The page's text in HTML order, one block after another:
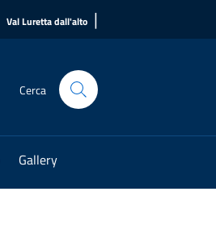
Val Luretta dall'alto |
Cerca
Gallery